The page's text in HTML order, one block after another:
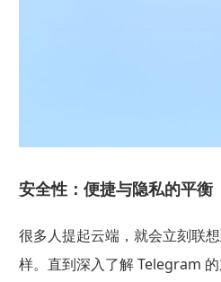
安全性：便捷与隐私的平衡
很多人提起云端，就会立刻联
样。直到深入了解 Telegram 的